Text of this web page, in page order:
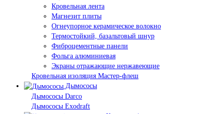
Кровельная лента
Магнезит плиты
Огнеупорное керамическое волокно
Термостойкий, базальтовый шнур
Фиброцементные панели
Фольга алюминиевая
Экраны отражающие нержавеющие
Кровельная изоляция Мастер-флеш
Дымососы
Дымососы Darco
Дымососы Exodraft